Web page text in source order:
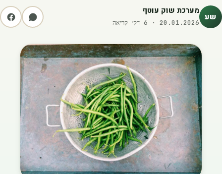
שע מערכת שוק עוטף
20.01.2026
·
6 דק׳ קריאה